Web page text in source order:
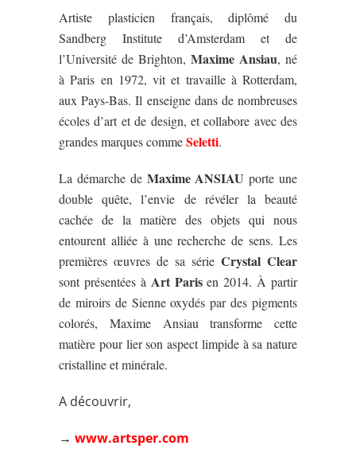
Artiste plasticien français, diplômé du
Sandberg Institute d’Amsterdam et de
l’Université de Brighton, Maxime Ansiau, né
à Paris en 1972, vit et travaille à Rotterdam,
aux Pays-Bas. Il enseigne dans de nombreuses
écoles d’art et de design, et collabore avec des
grandes marques commeSeletti.
La démarche de Maxime ANSIAU porte une
double quête, l’envie de révéler la beauté
cachée de la matière des objets qui nous
entourent alliée à une recherche de sens. Les
premières œuvres de sa série Crystal Clear
sont présentées à Art Parisen 2014. À partir
de miroirs de Sienne oxydés par des pigments
colorés, Maxime Ansiau transforme cette
matière pour lier son aspect limpide à sa nature
cristalline et minérale.
A découvrir,
→ www.artsper.com